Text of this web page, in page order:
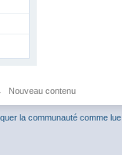
Nouveau contenu
la communauté comme lue